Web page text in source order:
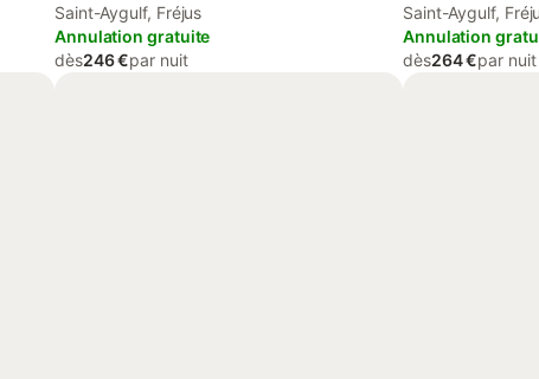
animaux acceptés
Saint-Aygulf, Fréjus
Annulation gratuite
dès246 €par nuit
Saint-Aygulf,
Annulation
dès264 €par nuit